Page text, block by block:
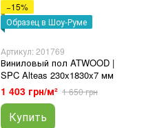
−15%
Образец в Шоу-Руме
Артикул: 201769
Виниловый пол ATWOOD |
SPC Alteas 230x1830x7 мм
1 403 грн/м² 1 650 грн
Купить